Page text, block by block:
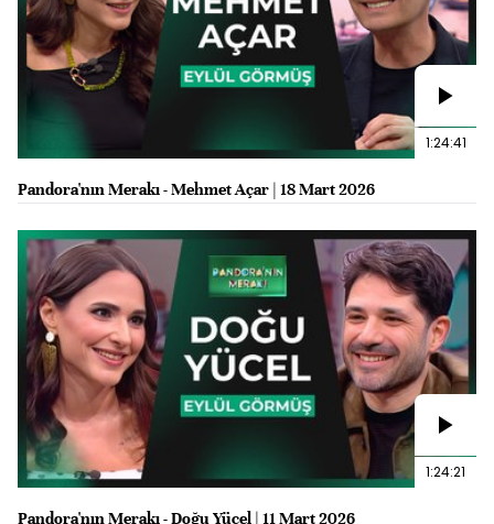
1:24:41
Pandora'nın Merakı - Mehmet Açar | 18 Mart 2026
1:24:21
Pandora'nın Merakı - Doğu Yücel | 11 Mart 2026